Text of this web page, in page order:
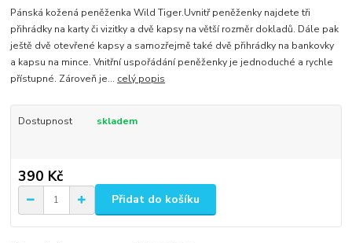
Pánská kožená peněženka Wild Tiger.Uvnitř peněženky najdete tři
přihrádky na karty či vizitky a dvě kapsy na větší rozměr dokladů. Dále pak
ještě dvě otevřené kapsy a samozřejmě také dvě přihrádky na bankovky
a kapsu na mince. Vnitřní uspořádání peněženky je jednoduché a rychle
přístupné. Zároveň je... celý popis
Dostupnost skladem
390 Kč
Přidat do košíku